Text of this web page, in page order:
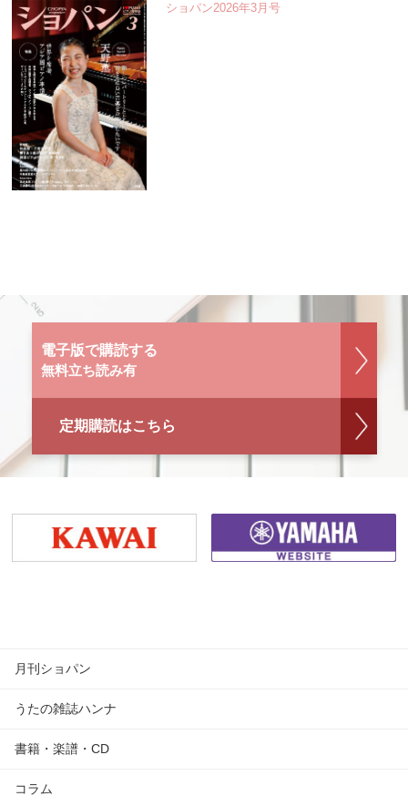
ショパン2026年3月号
電子版で購読する
無料立ち読み有
定期購読はこちら
月刊ショパン
うたの雑誌ハンナ
書籍・楽譜・CD
コラム